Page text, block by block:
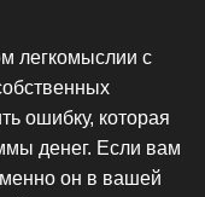
легкомыслии с
ошибку, которая
денег. Если вам
он в вашей